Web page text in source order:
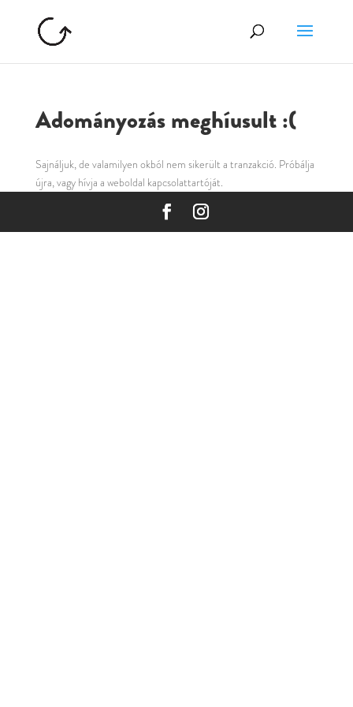
Adományozás meghíusult :(
Sajnáljuk, de valamilyen okból nem sikerült a tranzakció. Próbálja
újra, vagy hívja a weboldal kapcsolattartóját.